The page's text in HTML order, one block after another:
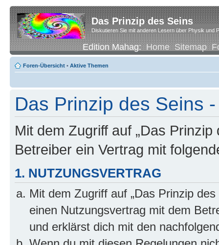
Das Prinzip des Seins
Diskutieren Sie mit anderen Lesern über Physik und
Edition Mahag:Home Sitemap
Foren-Übersicht • Aktive Themen
Das Prinzip des Seins
Mit dem Zugriff auf „Das
Betreiber ein Vertrag mit
1. NUTZUNGSVERTRAG
Mit dem Zugriff auf „Das Prinzip
einen Nutzungsvertrag mit dem
und erklärst dich mit den